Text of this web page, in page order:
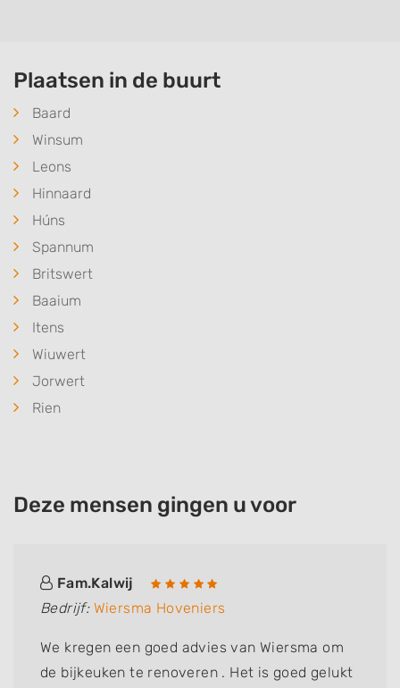
Plaatsen in de buurt
Baard
Winsum
Leons
Hinnaard
Húns
Spannum
Britswert
Baaium
Itens
Wiuwert
Jorwert
Rien
Deze mensen gingen u voor
Fam.Kalwij
Bedrijf: Wiersma Hoveniers
We kregen een goed advies van Wiersma om
de bijkeuken te renoveren . Het is goed gelukt